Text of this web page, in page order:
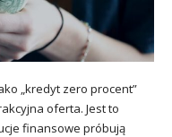
„kredyt zero procent”
oferta. Jest to
finansowe próbują